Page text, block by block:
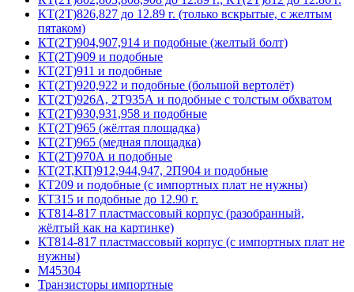
КТ(2Т)826,827 до 12.89 г. (только вскрытые, с желтым
пятаком)
КТ(2Т)904,907,914 и подобные (желтый болт)
КТ(2Т)909 и подобные
КТ(2Т)911 и подобные
КТ(2Т)920,922 и подобные (большой вертолёт)
КТ(2Т)926А, 2Т935А и подобные с толстым обхватом
КТ(2Т)930,931,958 и подобные
КТ(2Т)965 (жёлтая площадка)
КТ(2Т)965 (медная площадка)
КТ(2Т)970А и подобные
КТ(2Т,КП)912,944,947, 2П904 и подобные
КТ209 и подобные (с импортных плат не нужны)
КТ315 и подобные до 12.90 г.
КТ814-817 пластмассовый корпус (разобранный,
жёлтый как на картинке)
КТ814-817 пластмассовый корпус (с импортных плат не
нужны)
М45304
Транзисторы импортные